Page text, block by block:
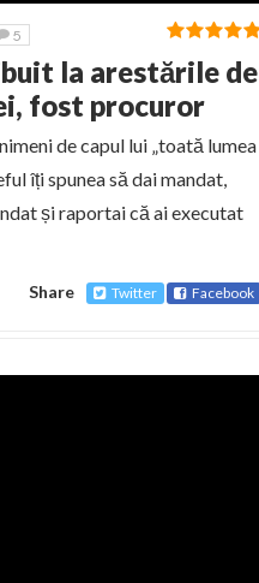
5
la arestările de
fost procuror
de capul lui „toată lumea
îți spunea să dai mandat,
și raportai că ai executat
Share Twitter Facebook